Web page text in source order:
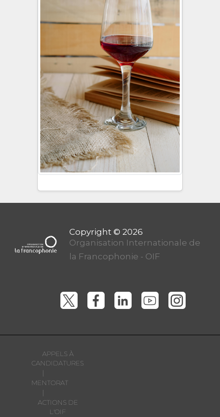
APPELS À
CANDIDATURES
MENTORAT
ACTIONS DE
L'OIF
Organisation Internationale de
la Francophonie - OIF